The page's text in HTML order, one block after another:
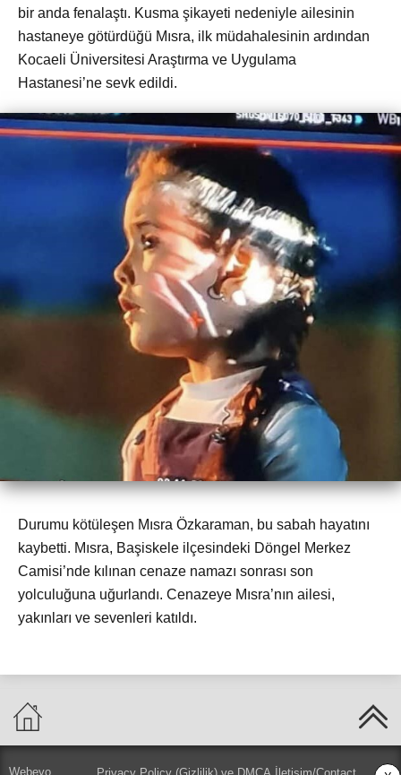
bir anda fenalaştı. Kusma şikayeti nedeniyle ailesinin
hastaneye götürdüğü Mısra, ilk müdahalesinin ardından
Kocaeli Üniversitesi Araştırma ve Uygulama
Hastanesi’ne sevk edildi.
Durumu kötüleşen Mısra Özkaraman, bu sabah hayatını
kaybetti. Mısra, Başiskele ilçesindeki Döngel Merkez
Camisi’nde kılınan cenaze namazı sonrası son
yolculuğuna uğurlandı. Cenazeye Mısra’nın ailesi,
yakınları ve sevenleri katıldı.
Webeyo